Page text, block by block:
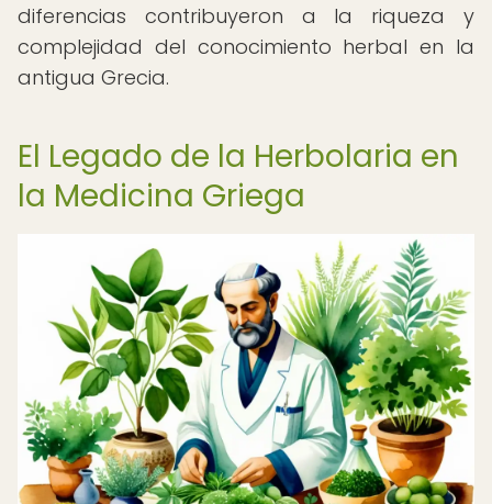
diferencias contribuyeron a la riqueza y
complejidad del conocimiento herbal en la
antigua Grecia.
El Legado de la Herbolaria en
la Medicina Griega